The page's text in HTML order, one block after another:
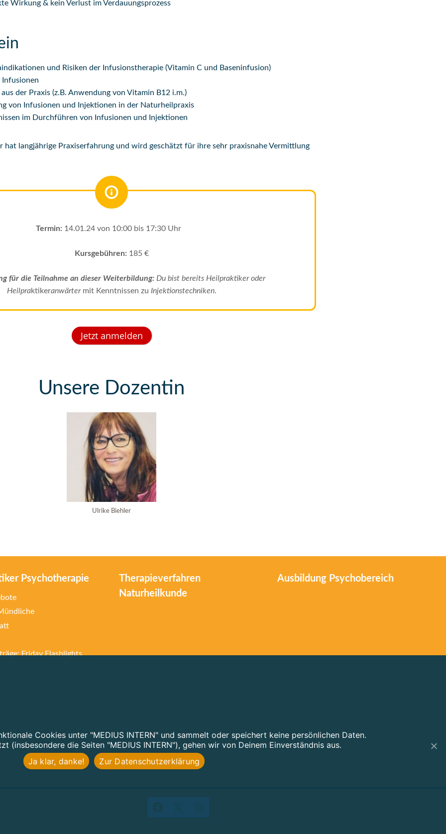
Wirkung & kein Verlust im Verdauungsprozess
und Risiken der Infusionstherapie (Vitamin C und Baseninfusion)
der Praxis (z.B. Anwendung von Vitamin B12 i.m.)
von Infusionen und Injektionen in der Naturheilpraxis
im Durchführen von Infusionen und Injektionen
hat langjährige Praxiserfahrung und wird geschätzt für ihre sehr praxisnahe Vermittlung
Termin: 14.01.24 von 10:00 bis 17:30 Uhr
Kursgebühren: 185 €
für die Teilnahme an dieser Weiterbildung: Du bist bereits Heilpraktiker oder
Heilpraktikeranwärter mit Kenntnissen zu Injektionstechniken.
Jetzt anmelden
Unsere Dozentin
Ulrike Biehler
Psychotherapie
Friday Flashlights
Therapieverfahren
Naturheilkunde
Ausbildung Psychobereich
Cookies unter "MEDIUS INTERN" und sammelt oder speichert keine persönlichen Daten.
(insbesondere die Seiten "MEDIUS INTERN"), gehen wir von Deinem Einverständnis aus.
Ja klar, danke!
Zur Datenschutzerklärung